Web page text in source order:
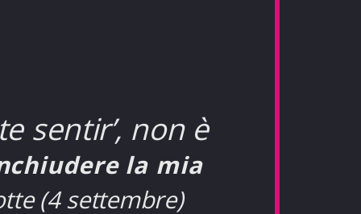
sentir’, non è
la mia
(4 settembre)